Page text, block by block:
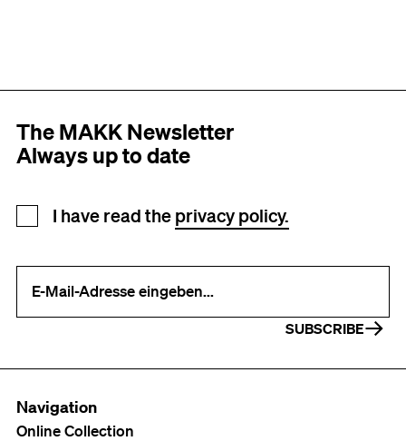
The MAKK Newsletter
Always up to date
Newsletter registration
I have read the privacy policy.
SUBSCRIBE
Navigation
Online Collection